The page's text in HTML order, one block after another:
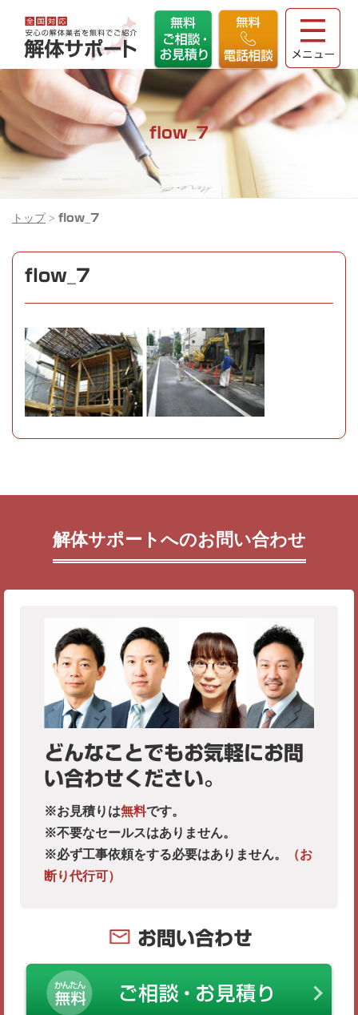
flow_7
トップ > flow_7
flow_7
解体サポートへのお問い合わせ
どんなことでもお気軽にお問
い合わせください。
※お見積りは無料です。
※不要なセールスはありません。
※必ず工事依頼をする必要はありません。
（お
断り代行可）
お問い合わせ